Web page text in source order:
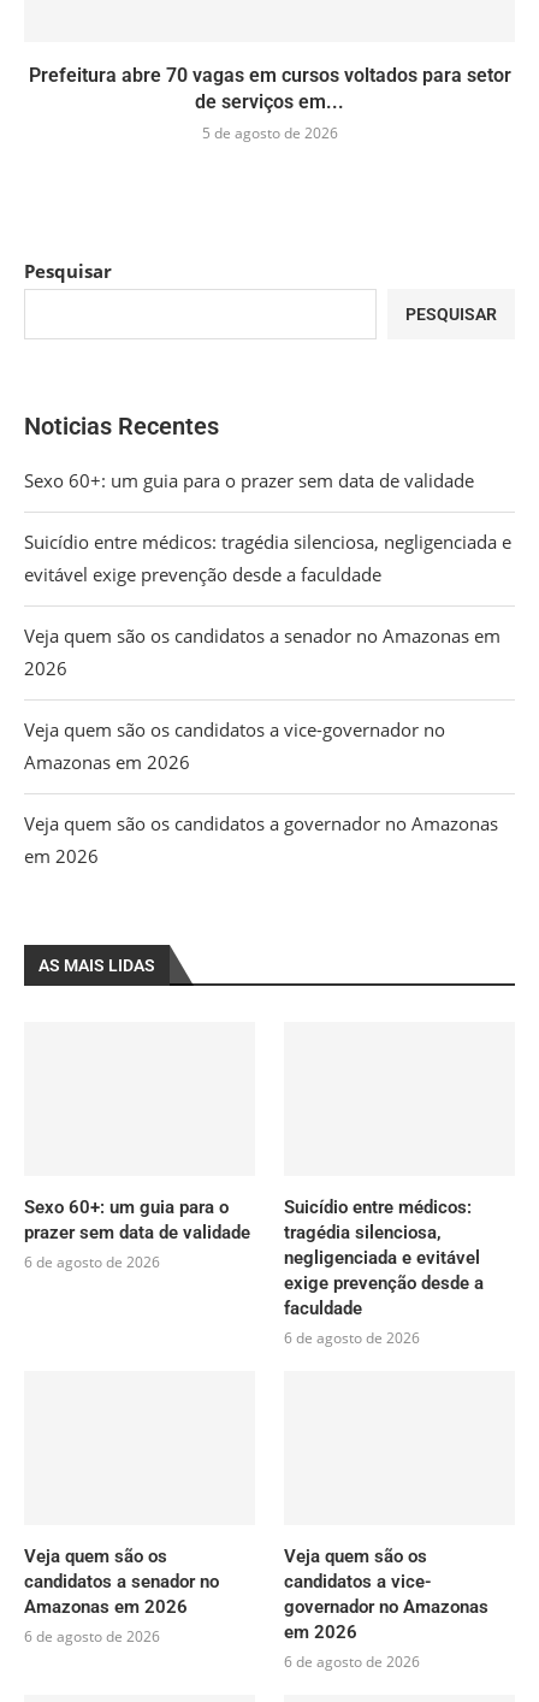
Prefeitura abre 70 vagas em cursos voltados para setor
de serviços em...
5 de agosto de 2026
Pesquisar
PESQUISAR
Noticias Recentes
Sexo 60+: um guia para o prazer sem data de validade
Suicídio entre médicos: tragédia silenciosa, negligenciada e
evitável exige prevenção desde a faculdade
Veja quem são os candidatos a senador no Amazonas em
2026
Veja quem são os candidatos a vice-governador no
Amazonas em 2026
Veja quem são os candidatos a governador no Amazonas
em 2026
AS MAIS LIDAS
Sexo 60+: um guia para o
prazer sem data de validade
6 de agosto de 2026
Suicídio entre médicos:
tragédia silenciosa,
negligenciada e evitável
exige prevenção desde a
faculdade
6 de agosto de 2026
Veja quem são os
candidatos a senador no
Amazonas em 2026
6 de agosto de 2026
Veja quem são os
candidatos a vice-
governador no Amazonas
em 2026
6 de agosto de 2026